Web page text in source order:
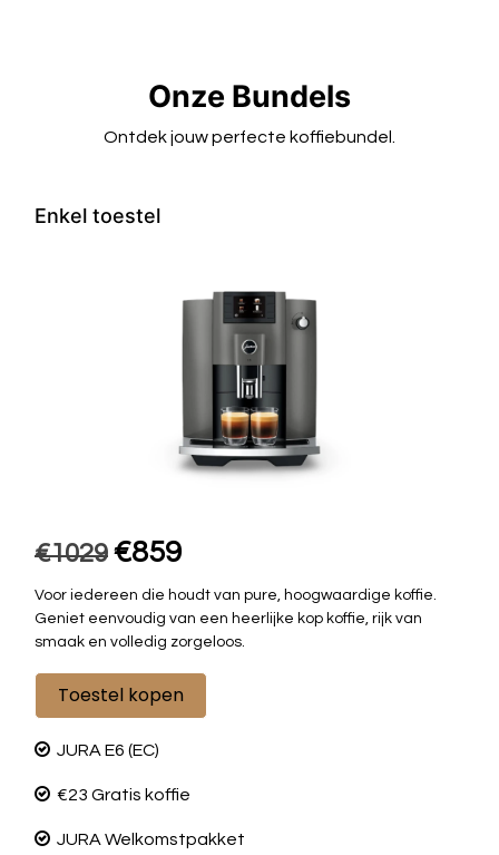
Onze Bundels
Ontdek jouw perfecte koffiebundel.
Enkel toestel
€1029 €859
Voor iedereen die houdt van pure, hoogwaardige koffie.
Geniet eenvoudig van een heerlijke kop koffie, rijk van
smaak en volledig zorgeloos.
Toestel kopen
JURA E6 (EC)
€23 Gratis koffie
JURA Welkomstpakket